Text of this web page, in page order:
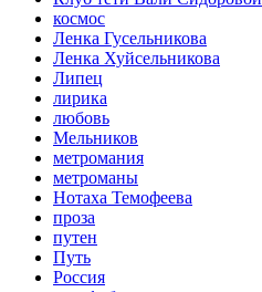
космос
Ленка Гусельникова
Ленка Хуйсельникова
Липец
лирика
любовь
Мельников
метромания
метроманы
Нотаха Темофеева
проза
путен
Путь
Россия